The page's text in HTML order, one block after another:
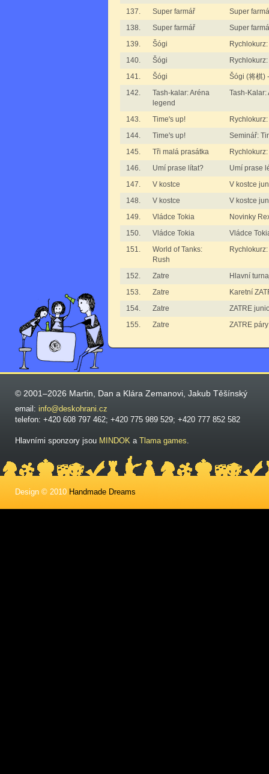
137.
Super farmář
Super
138.
Super farmář
Super
139.
Šógi
140.
Šógi
141.
Šógi
Šógi (将棋)
142.
Tash-kalar: Aréna
legend
Tash-Kalar:
143. Time's up!
144.
Time's up!
Seminář:
145.
Tři malá prasátka
146.
Umí prase lítat?
Umí prase
147.
V kostce
V kostce
148.
V kostce
V kostce
149.
Vládce Tokia
Novinky
150.
Vládce Tokia
Vládce
151.
World of Tanks:
Rush
152. Zatre
Hlavní
153.
Zatre
Karetní
154.
Zatre
ZATRE
155.
Zatre ZATRE páry
© 2001–2026 Martin, Dan a Klára Zemanovi, Jakub Těšínský
email: info@deskohrani.cz
telefon: +420 608 797 462; +420 775 989 529; +420 777 852 582
Hlavními sponzory jsou MINDOK a Tlama games.
Design © 2010 Handmade Dreams